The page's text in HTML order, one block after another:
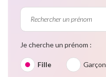
Je cherche un prénom :
Fille Garçon